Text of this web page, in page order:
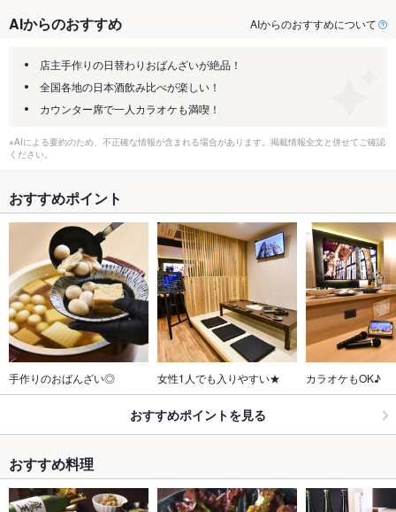
AIからのおすすめ AIからのおすすめについて
店主手作りの日替わりおばんざいが絶品！
全国各地の日本酒飲み比べが楽しい！
カウンター席で一人カラオケも満喫！
※AIによる要約のため、不正確な情報が含まれる場合があります。掲載情報全文と併せてご確認
ください。
おすすめポイント
手作りのおばんざい◎ 女性1人でも入りやすい★ カラオケもOK♪
おすすめポイントを見る
おすすめ料理